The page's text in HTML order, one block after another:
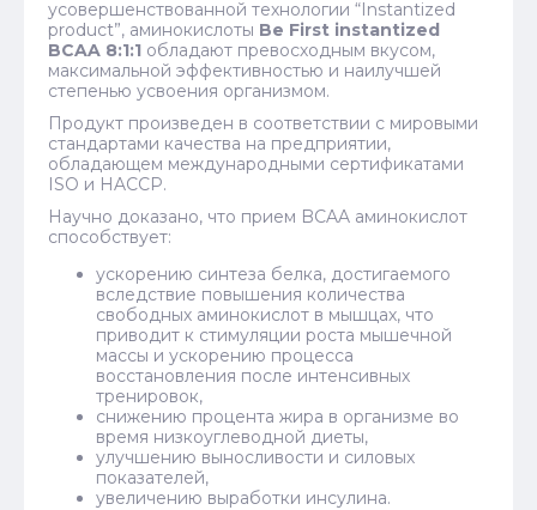
усовершенствованной технологии “Instantized
product”, аминокислоты Be First instantized
BCAA 8:1:1 обладают превосходным вкусом,
максимальной эффективностью и наилучшей
степенью усвоения организмом.
Продукт произведен в соответствии с мировыми
стандартами качества на предприятии,
обладающем международными сертификатами
ISO и HACCP.
Научно доказано, что прием BCAA аминокислот
способствует:
ускорению синтеза белка, достигаемого
вследствие повышения количества
свободных аминокислот в мышцах, что
приводит к стимуляции роста мышечной
массы и ускорению процесса
восстановления после интенсивных
тренировок,
снижению процента жира в организме во
время низкоуглеводной диеты,
улучшению выносливости и силовых
показателей,
увеличению выработки инсулина.